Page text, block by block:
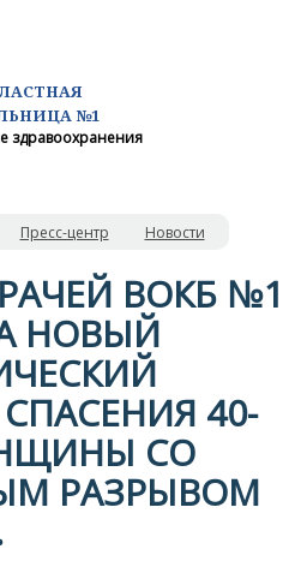
№1
здравоохранения
Пресс-центр Новости
ВОКБ №1
НОВЫЙ
40-
СО
РАЗРЫВОМ